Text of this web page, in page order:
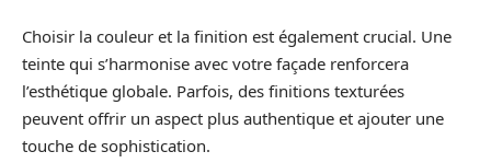
Choisir la couleur et la finition est également crucial. Une
teinte qui s’harmonise avec votre façade renforcera
l’esthétique globale. Parfois, des finitions texturées
peuvent offrir un aspect plus authentique et ajouter une
touche de sophistication.